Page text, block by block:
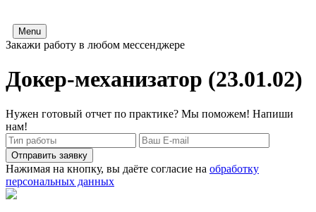
Menu
Закажи работу в любом мессенджере
Докер-механизатор (23.01.02)
Нужен готовый отчет по практике? Мы поможем! Напиши
нам!
Отправить заявку
Нажимая на кнопку, вы даёте согласие на обработку
персональных данных